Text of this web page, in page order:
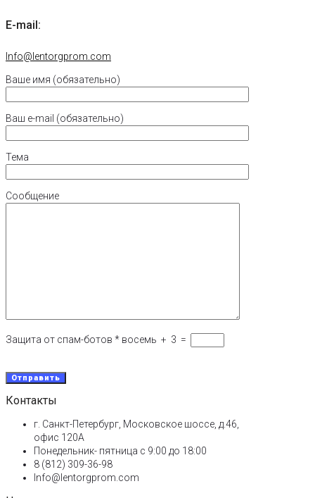
E-mail:
Info@lentorgprom.com
Ваше имя (обязательно)
Ваш e-mail (обязательно)
Тема
Сообщение
Защита от спам-ботов * восемь + 3 =
Контакты
г. Санкт-Петербург, Московское шоссе, д.46,
офис 120А
Понедельник- пятница с 9:00 до 18:00​
8 (812) 309-36-98
Info@lentorgprom.com